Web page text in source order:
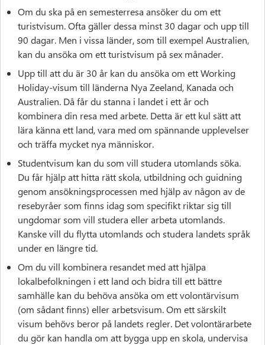
Om du ska på en semesterresa ansöker du om ett
turistvisum. Ofta gäller dessa minst 30 dagar och upp till
90 dagar. Men i vissa länder, som till exempel Australien,
kan du ansöka om ett turistvisum på sex månader.
Upp till att du är 30 år kan du ansöka om ett Working
Holiday-visum till länderna Nya Zeeland, Kanada och
Australien. Då får du stanna i landet i ett år och
kombinera din resa med arbete. Detta är ett kul sätt att
lära känna ett land, vara med om spännande upplevelser
och träffa mycket nya människor.
Studentvisum kan du som vill studera utomlands söka.
Du får hjälp att hitta rätt skola, utbildning och guidning
genom ansökningsprocessen med hjälp av någon av de
resebyråer som finns idag som specifikt riktar sig till
ungdomar som vill studera eller arbeta utomlands.
Kanske vill du flytta utomlands och studera landets språk
under en längre tid.
Om du vill kombinera resandet med att hjälpa
lokalbefolkningen i ett land och bidra till ett bättre
samhälle kan du behöva ansöka om ett volontärvisum
(om sådant finns) eller arbetsvisum. Om ett särskilt
visum behövs beror på landets regler. Det volontärarbete
du gör kan handla om att bygga upp en skola, undervisa